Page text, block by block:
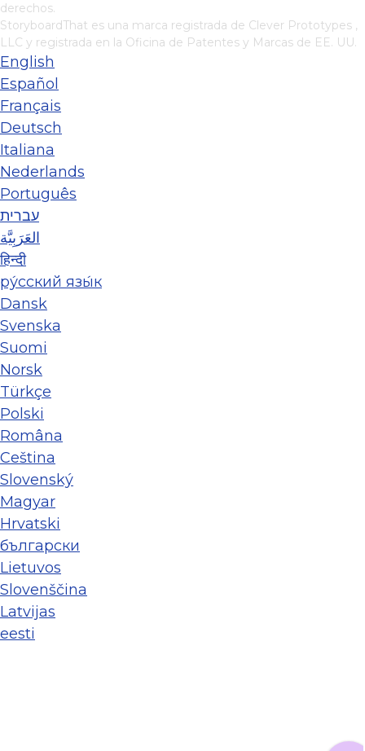
derechos.
StoryboardThat es una marca registrada de Clever Prototypes ,
LLC y registrada en la Oficina de Patentes y Marcas de EE. UU.
English
Español
Français
Deutsch
Italiana
Nederlands
Português
עברית
العَرَبِيَّة
हिन्दी
ру́сский язы́к
Dansk
Svenska
Suomi
Norsk
Türkçe
Polski
Româna
Ceština
Slovenský
Magyar
Hrvatski
български
Lietuvos
Slovenščina
Latvijas
eesti